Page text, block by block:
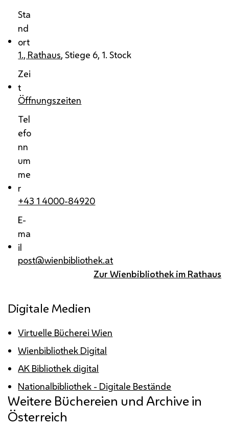
Sta
nd
ort
1., Rathaus, Stiege 6, 1. Stock
Zei
t
Öffnungszeiten
Tel
efo
nn
um
me
r
+43 1 4000-84920
E-
ma
il
post@wienbibliothek.at
Zur Wienbibliothek im Rathaus
Digitale Medien
Virtuelle Bücherei Wien
Wienbibliothek Digital
AK Bibliothek digital
Nationalbibliothek - Digitale Bestände
Weitere Büchereien und Archive in
Österreich